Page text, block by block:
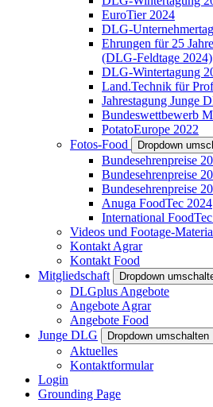
EuroTier 2024
DLG-
Ehrungen für 25
(DLG-Feldtage 2024)
DLG-Wintertagung
Land.Technik für
Jahrestagung Junge
Bundeswettbewerb
PotatoEurope 2022
Fotos-Food
Dropdown
Bundesehrenpreise
Bundesehrenpreise
Bundesehrenpreise
Anuga FoodTec 2024
International
Videos und Footage-
Kontakt Agrar
Kontakt Food
Mitgliedschaft
Dropdown
DLGplus Angebote
Angebote Agrar
Angebote Food
Junge DLG
Dropdown umschalten
Aktuelles
Kontaktformular
Login
Grounding Page